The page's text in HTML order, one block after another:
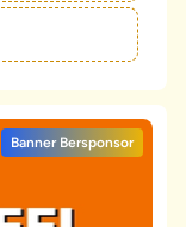
Banner Bersponsor